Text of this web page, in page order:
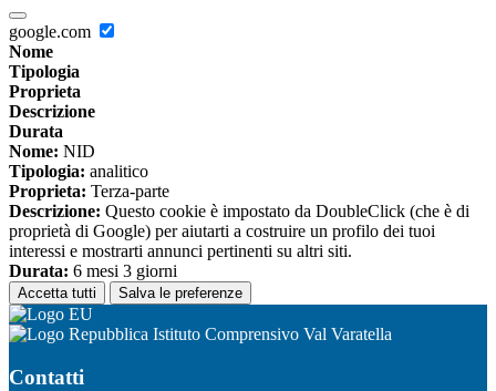
google.com
Nome
Tipologia
Proprieta
Descrizione
Durata
Nome: NID
Tipologia: analitico
Proprieta: Terza-parte
Descrizione: Questo cookie è impostato da DoubleClick (che è di
proprietà di Google) per aiutarti a costruire un profilo dei tuoi
interessi e mostrarti annunci pertinenti su altri siti.
Durata: 6 mesi 3 giorni
Accetta tutti Salva le preferenze
Istituto Comprensivo Val Varatella
Contatti